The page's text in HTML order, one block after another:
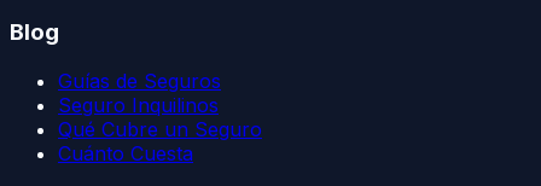
Blog
Guías de Seguros
Seguro Inquilinos
Qué Cubre un Seguro
Cuánto Cuesta